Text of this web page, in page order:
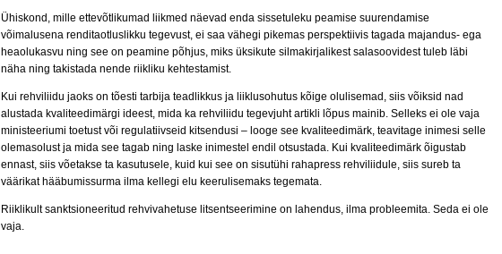
Ühiskond, mille ettevõtlikumad liikmed näevad enda sissetuleku peamise suurendamise
võimalusena renditaotluslikku tegevust, ei saa vähegi pikemas perspektiivis tagada majandus- ega
heaolukasvu ning see on peamine põhjus, miks üksikute silmakirjalikest salasoovidest tuleb läbi
näha ning takistada nende riikliku kehtestamist.
Kui rehviliidu jaoks on tõesti tarbija teadlikkus ja liiklusohutus kõige olulisemad, siis võiksid nad
alustada kvaliteedimärgi ideest, mida ka rehviliidu tegevjuht artikli lõpus mainib. Selleks ei ole vaja
ministeeriumi toetust või regulatiivseid kitsendusi – looge see kvaliteedimärk, teavitage inimesi selle
olemasolust ja mida see tagab ning laske inimestel endil otsustada. Kui kvaliteedimärk õigustab
ennast, siis võetakse ta kasutusele, kuid kui see on sisutühi rahapress rehviliidule, siis sureb ta
väärikat hääbumissurma ilma kellegi elu keerulisemaks tegemata.
Riiklikult sanktsioneeritud rehvivahetuse litsentseerimine on lahendus, ilma probleemita. Seda ei ole
vaja.